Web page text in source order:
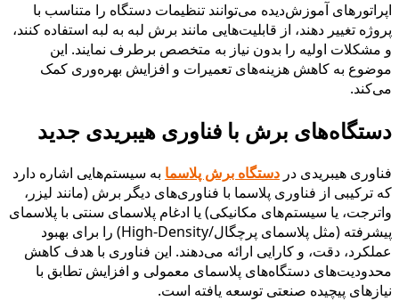
اپراتورهای آموزش‌دیده می‌توانند تنظیمات دستگاه را متناسب با
پروژه تغییر دهند، از قابلیت‌هایی مانند برش لبه به لبه استفاده کنند،
و مشکلات اولیه را بدون نیاز به متخصص برطرف نمایند. این
موضوع به کاهش هزینه‌های تعمیرات و افزایش بهره‌وری کمک
می‌کند.
دستگاه‌های برش با فناوری هیبریدی جدید
فناوری هیبریدی در دستگاه‌ برش پلاسما به سیستم‌هایی اشاره دارد
که ترکیبی از فناوری پلاسما با فناوری‌های دیگر برش (مانند لیزر،
واترجت، یا سیستم‌های مکانیکی) یا ادغام پلاسمای سنتی با پلاسمای
پیشرفته (مثل پلاسمای پرچگال/High-Density) را برای بهبود
عملکرد، دقت، و کارایی ارائه می‌دهند. این فناوری با هدف کاهش
محدودیت‌های دستگاه‌های پلاسمای معمولی و افزایش تطابق با
نیازهای پیچیده صنعتی توسعه یافته است.